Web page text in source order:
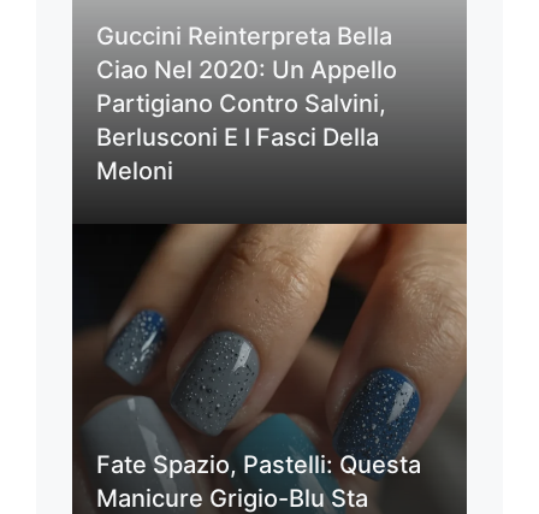
Guccini Reinterpreta Bella
Ciao Nel 2020: Un Appello
Partigiano Contro Salvini,
Berlusconi E I Fasci Della
Meloni
Fate Spazio, Pastelli: Questa
Manicure Grigio-Blu Sta